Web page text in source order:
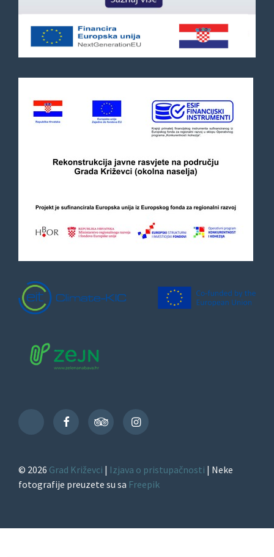
TikTok
FacebookTripAdvisorInstagram
© 2026 Grad Križevci | Izjava o pristupačnosti | Neke
fotografije preuzete su sa Freepik